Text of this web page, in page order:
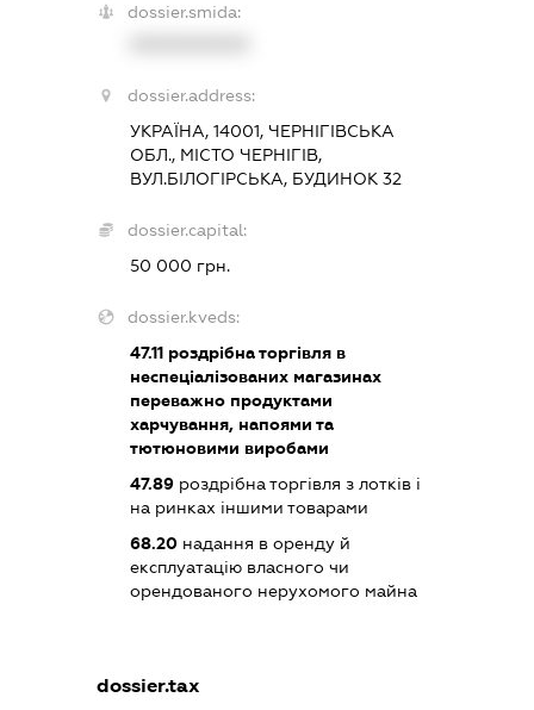
dossier.smida:
dossier.address:
УКРАЇНА, 14001, ЧЕРНІГІВСЬКА
ОБЛ., МІСТО ЧЕРНІГІВ,
ВУЛ.БІЛОГІРСЬКА, БУДИНОК 32
dossier.capital:
50 000 грн.
dossier.kveds:
47.11роздрібна торгівля в
неспеціалізованих магазинах
переважно продуктами
харчування, напоями та
тютюновими виробами
47.89роздрібна торгівля з лотків і
на ринках іншими товарами
68.20надання в оренду й
експлуатацію власного чи
орендованого нерухомого майна
dossier.tax